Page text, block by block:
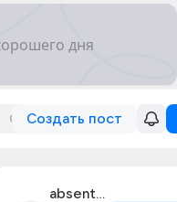
Создать пост
absentis_1